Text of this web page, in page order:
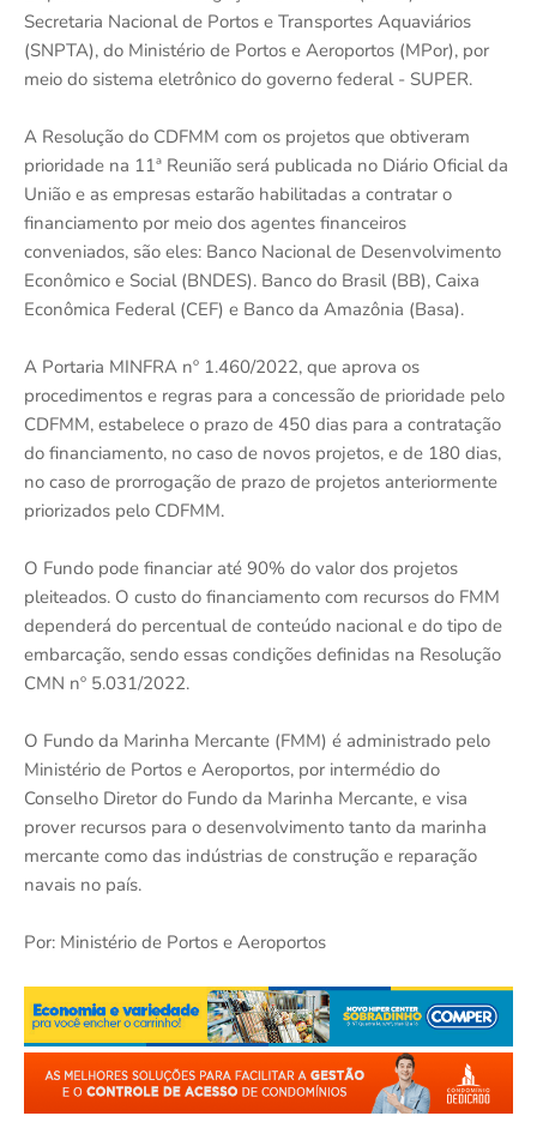
Secretaria Nacional de Portos e Transportes Aquaviários
(SNPTA), do Ministério de Portos e Aeroportos (MPor), por
meio do sistema eletrônico do governo federal - SUPER.
A Resolução do CDFMM com os projetos que obtiveram
prioridade na 11ª Reunião será publicada no Diário Oficial da
União e as empresas estarão habilitadas a contratar o
financiamento por meio dos agentes financeiros
conveniados, são eles: Banco Nacional de Desenvolvimento
Econômico e Social (BNDES). Banco do Brasil (BB), Caixa
Econômica Federal (CEF) e Banco da Amazônia (Basa).
A Portaria MINFRA nº 1.460/2022, que aprova os
procedimentos e regras para a concessão de prioridade pelo
CDFMM, estabelece o prazo de 450 dias para a contratação
do financiamento, no caso de novos projetos, e de 180 dias,
no caso de prorrogação de prazo de projetos anteriormente
priorizados pelo CDFMM.
O Fundo pode financiar até 90% do valor dos projetos
pleiteados. O custo do financiamento com recursos do FMM
dependerá do percentual de conteúdo nacional e do tipo de
embarcação, sendo essas condições definidas na Resolução
CMN nº 5.031/2022.
O Fundo da Marinha Mercante (FMM) é administrado pelo
Ministério de Portos e Aeroportos, por intermédio do
Conselho Diretor do Fundo da Marinha Mercante, e visa
prover recursos para o desenvolvimento tanto da marinha
mercante como das indústrias de construção e reparação
navais no país.
Por: Ministério de Portos e Aeroportos